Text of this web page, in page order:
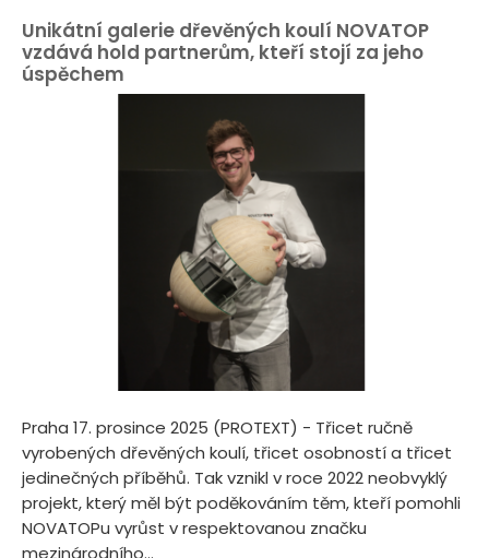
Unikátní galerie dřevěných koulí NOVATOP
vzdává hold partnerům, kteří stojí za jeho
úspěchem
Praha 17. prosince 2025 (PROTEXT) - Třicet ručně
vyrobených dřevěných koulí, třicet osobností a třicet
jedinečných příběhů. Tak vznikl v roce 2022 neobvyklý
projekt, který měl být poděkováním těm, kteří pomohli
NOVATOPu vyrůst v respektovanou značku
mezinárodního...